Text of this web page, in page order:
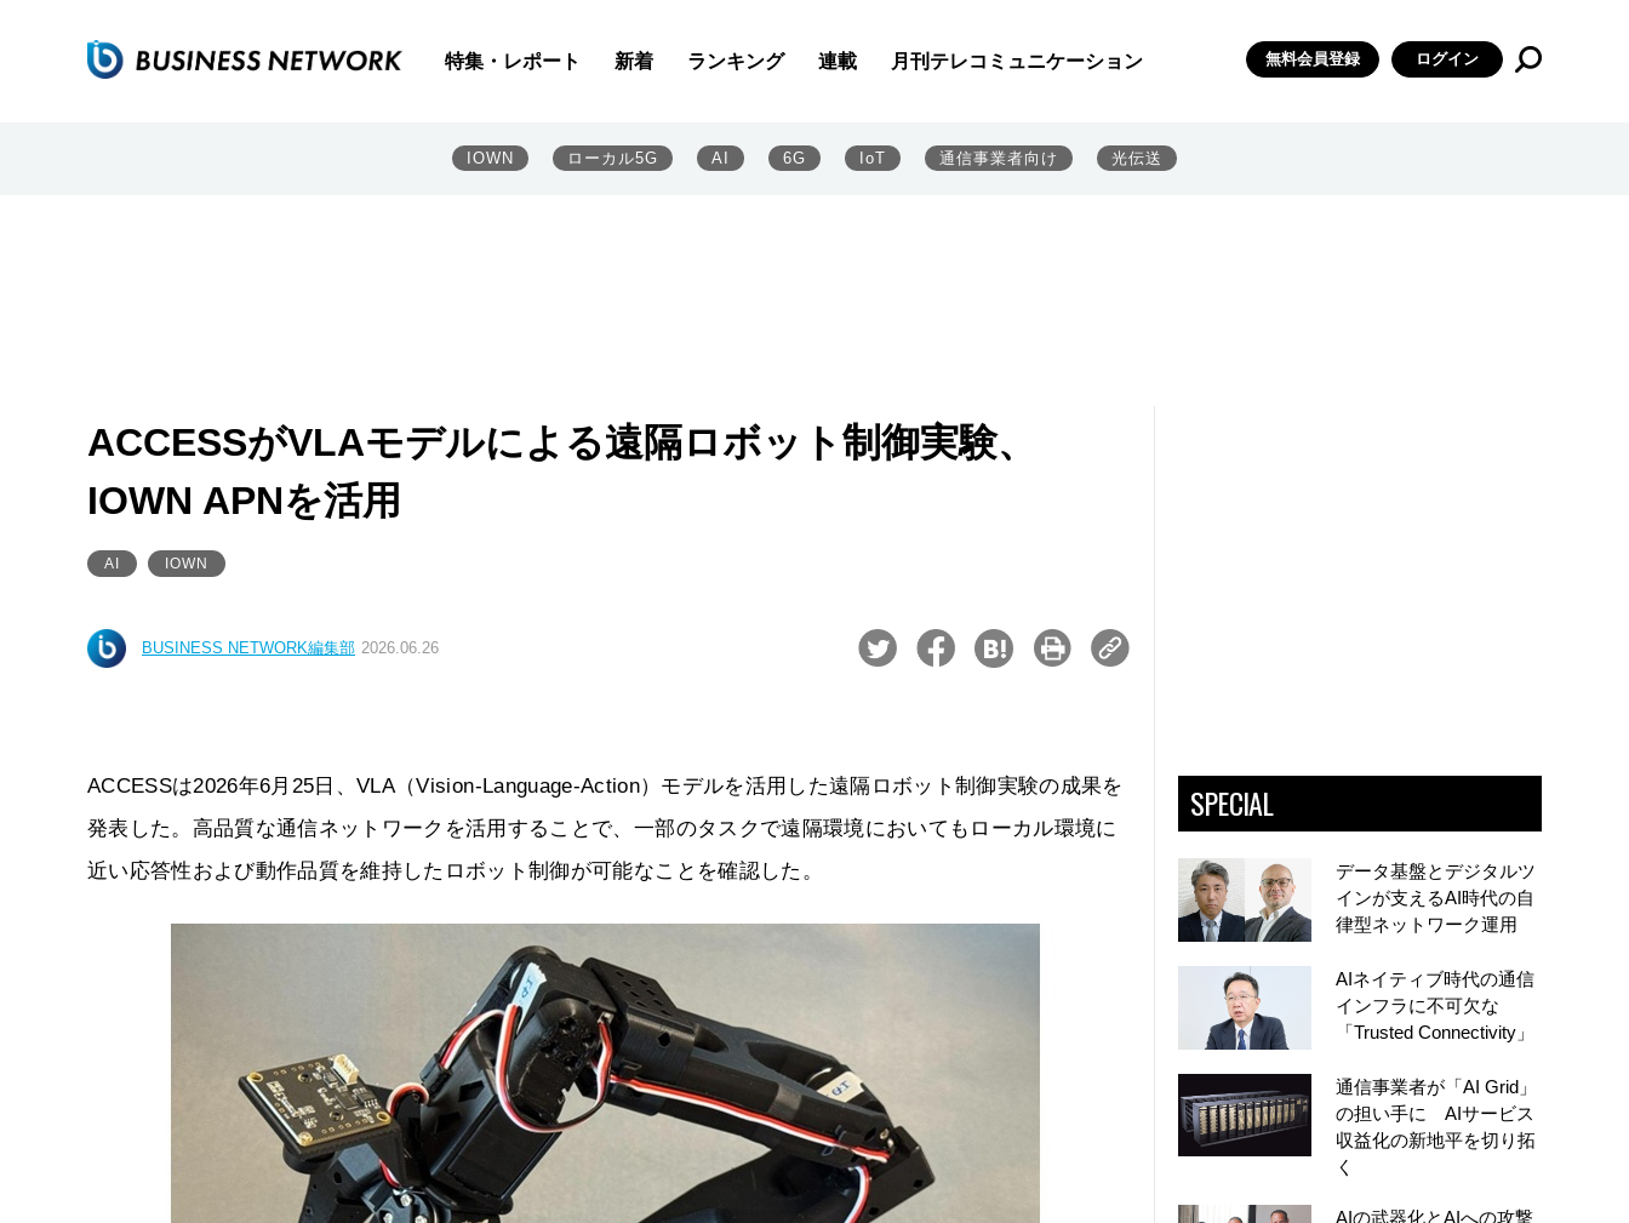
特集・レポート 新着 ランキング 連載 月刊テレコミュニケーション 無料会員登録 ログイン
IOWN ローカル5G AI 6G IoT 通信事業者向け 光伝送
ACCESSがVLAモデルによる遠隔ロボット制御実験、
IOWN APNを活用
AI IOWN
BUSINESS NETWORK編集部 2026.06.26
ACCESSは2026年6月25日、VLA（Vision-Language-Action）モデルを活用した遠隔ロボット制御実験の成果を
発表した。高品質な通信ネットワークを活用することで、一部のタスクで遠隔環境においてもローカル環境に
近い応答性および動作品質を維持したロボット制御が可能なことを確認した。
SPECIAL
データ基盤とデジタルツ
インが支えるAI時代の自
律型ネットワーク運用
AIネイティブ時代の通信
インフラに不可欠な
「Trusted Connectivity」
通信事業者が「AI Grid」
の担い手に AIサービス
収益化の新地平を切り拓
く
AIの武器化とAIへの攻撃